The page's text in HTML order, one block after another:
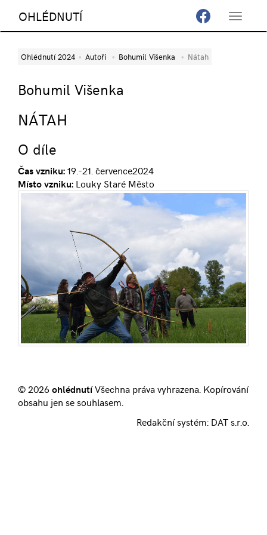
Toggle
OHLÉDNUTÍ
Ohlédnutí 2024 Autoři Bohumil Višenka Nátah
Bohumil Višenka
NÁTAH
O díle
Čas vzniku:19.-21. července2024
Místo vzniku: Louky Staré Město
© 2026ohlédnutíVšechna práva vyhrazena. Kopírování
obsahu jen se souhlasem.
Redakční systém: DAT s.r.o.